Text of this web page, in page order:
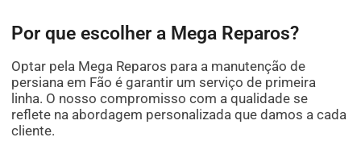
Por que escolher a Mega Reparos?
Optar pela Mega Reparos para a manutenção de
persiana em Fão é garantir um serviço de primeira
linha. O nosso compromisso com a qualidade se
reflete na abordagem personalizada que damos a cada
cliente.